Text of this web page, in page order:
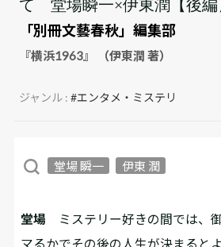
て 堂場瞬一×伊東潤【後編
「別冊文藝春秋」編集部
『横浜1963』 （伊東潤 著）
ジャンル :#エンタメ・ミステリ
堂場 瞬一 伊東 潤
堂場 ミステリー好きの間では、
マるかでその後の人生が決まると